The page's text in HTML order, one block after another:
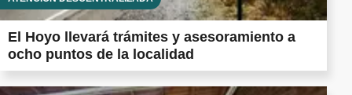
El Hoyo llevará trámites y asesoramiento a
ocho puntos de la localidad